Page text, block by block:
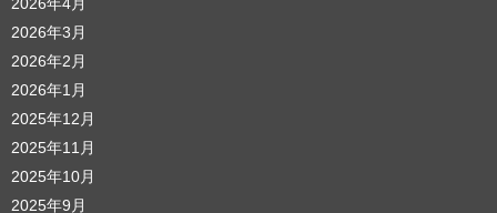
2026年4月
2026年3月
2026年2月
2026年1月
2025年12月
2025年11月
2025年10月
2025年9月